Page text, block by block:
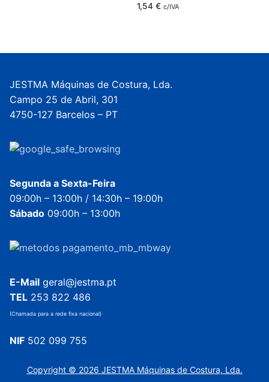
1,54 € c/IVA
JESTMA Máquinas de Costura, Lda.
Campo 25 de Abril, 301
4750-127 Barcelos – PT
Segunda a Sexta-Feira
09:00h – 13:00h / 14:30h – 19:00h
Sábado 09:00h – 13:00h
E-Mail geral@jestma.pt
TEL 253 822 486
(Chamada para a rede fixa nacional)
NIF 502 099 755
Copyright © 2026 JESTMA Máquinas de Costura, Lda.